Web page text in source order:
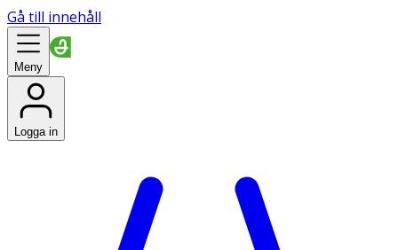
Gå till innehåll
Meny
Logga in